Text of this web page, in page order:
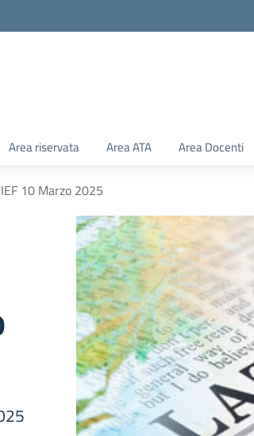
Area riservata Area ATA Area Docenti
10 Marzo 2025